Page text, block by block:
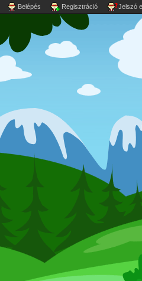
Belépés Regisztráció Jelszó